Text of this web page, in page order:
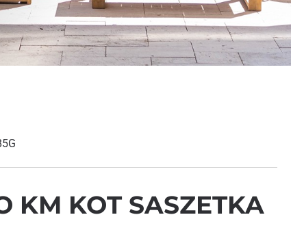
KM KOT SASZETKA